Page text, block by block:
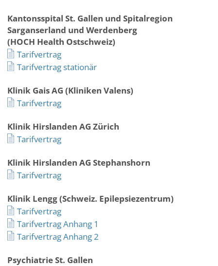
Kantonsspital St. Gallen und Spitalregion
Sarganserland und Werdenberg
(HOCH Health Ostschweiz)
Tarifvertrag
Tarifvertrag stationär
Klinik Gais AG (Kliniken Valens)
Tarifvertrag
Klinik Hirslanden AG Zürich
Tarifvertrag
Klinik Hirslanden AG Stephanshorn
Tarifvertrag
Klinik Lengg (Schweiz. Epilepsiezentrum)
Tarifvertrag
Tarifvertrag Anhang 1
Tarifvertrag Anhang 2
Psychiatrie St. Gallen